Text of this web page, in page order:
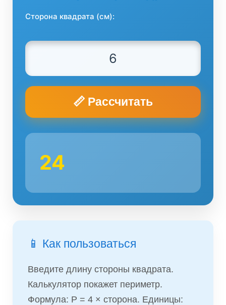
Сторона квадрата (см):
📏 Рассчитать
24
📱 Как пользоваться
Введите длину стороны квадрата.
Калькулятор покажет периметр.
Формула: P = 4 × сторона. Единицы: